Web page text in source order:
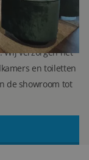
Wij verzorgen het
en toiletten
de showroom tot